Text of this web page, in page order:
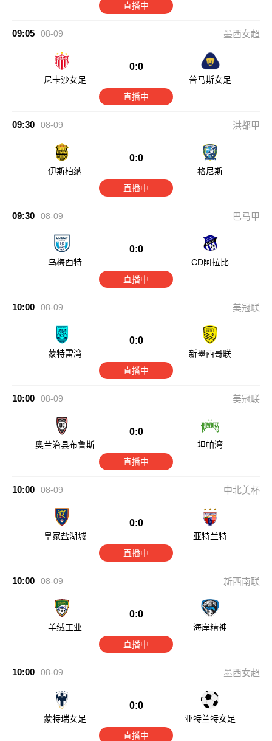
直播中
09:05 08-09 墨西女超
尼卡沙女足
0:0
普马斯女足
直播中
09:30 08-09 洪都甲
伊斯柏纳
0:0
格尼斯
直播中
09:30 08-09 巴马甲
乌梅西特
0:0
CD阿拉比
直播中
10:00 08-09 美冠联
蒙特雷湾
0:0
新墨西哥联
直播中
10:00 08-09 美冠联
奥兰治县布鲁斯
0:0
坦帕湾
直播中
10:00 08-09 中北美杯
皇家盐湖城
0:0
亚特兰特
直播中
10:00 08-09 新西南联
羊绒工业
0:0
海岸精神
直播中
10:00 08-09 墨西女超
蒙特瑞女足
0:0
亚特兰特女足
直播中